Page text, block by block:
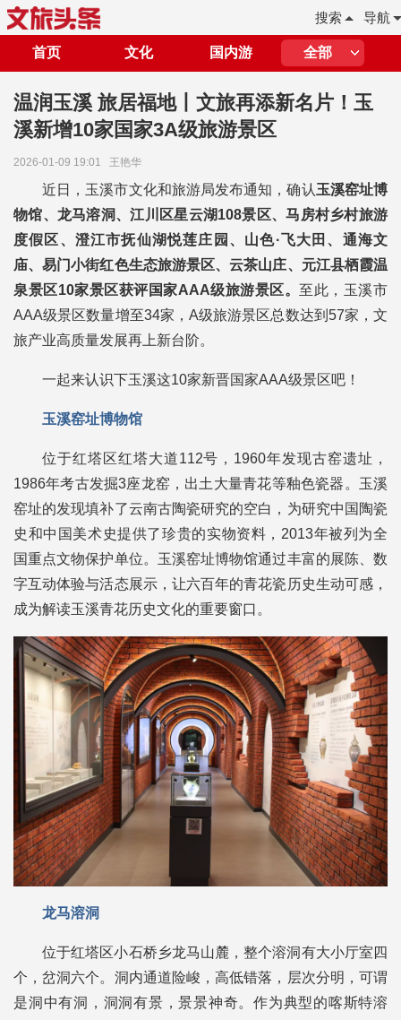
导航
搜索
首页 文化 国内游 全部
温润玉溪 旅居福地丨文旅再添新名片！玉
溪新增10家国家3A级旅游景区
2026-01-09 19:01 王艳华
近日，玉溪市文化和旅游局发布通知，确认玉溪窑址博
物馆、龙马溶洞、江川区星云湖108景区、马房村乡村旅游
度假区、澄江市抚仙湖悦莲庄园、山色·飞大田、通海文
庙、易门小街红色生态旅游景区、云茶山庄、元江县栖霞温
泉景区10家景区获评国家AAA级旅游景区。至此，玉溪市
AAA级景区数量增至34家，A级旅游景区总数达到57家，文
旅产业高质量发展再上新台阶。
一起来认识下玉溪这10家新晋国家AAA级景区吧！
玉溪窑址博物馆
位于红塔区红塔大道112号，1960年发现古窑遗址，
1986年考古发掘3座龙窑，出土大量青花等釉色瓷器。玉溪
窑址的发现填补了云南古陶瓷研究的空白，为研究中国陶瓷
史和中国美术史提供了珍贵的实物资料，2013年被列为全
国重点文物保护单位。玉溪窑址博物馆通过丰富的展陈、数
字互动体验与活态展示，让六百年的青花瓷历史生动可感，
成为解读玉溪青花历史文化的重要窗口。
龙马溶洞
位于红塔区小石桥乡龙马山麓，整个溶洞有大小厅室四
个，岔洞六个。洞内通道险峻，高低错落，层次分明，可谓
是洞中有洞，洞洞有景，景景神奇。作为典型的喀斯特溶